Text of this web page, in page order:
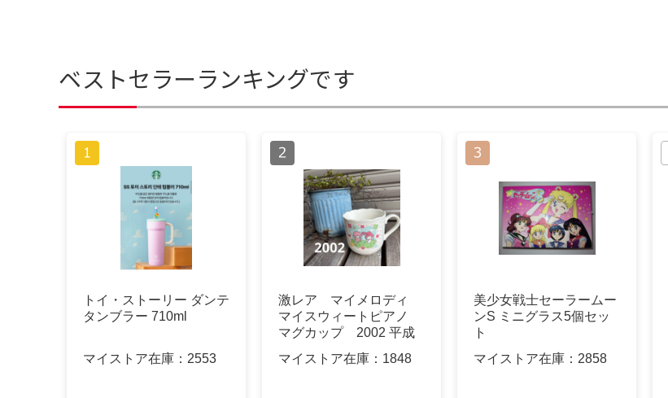
ベストセラーランキングです
トイ・ストーリー ダンテ
タンブラー 710ml
マイストア在庫： 2553
激レア マイメロディ
マイスウィートピアノ
マグカップ 2002 平成
マイストア在庫： 1848
美少女戦士セーラームー
ンS ミニグラス5個セッ
ト
マイストア在庫： 2858